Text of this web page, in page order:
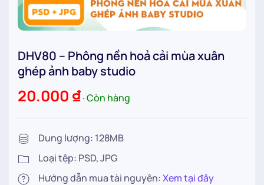
DHV80 – Phông nền hoả cải mùa xuân
ghép ảnh baby studio
20.000 ₫∙Còn hàng
Dung lượng: 128MB
Loại tệp: PSD, JPG
Hướng dẫn mua tài nguyên:Xem tại đây